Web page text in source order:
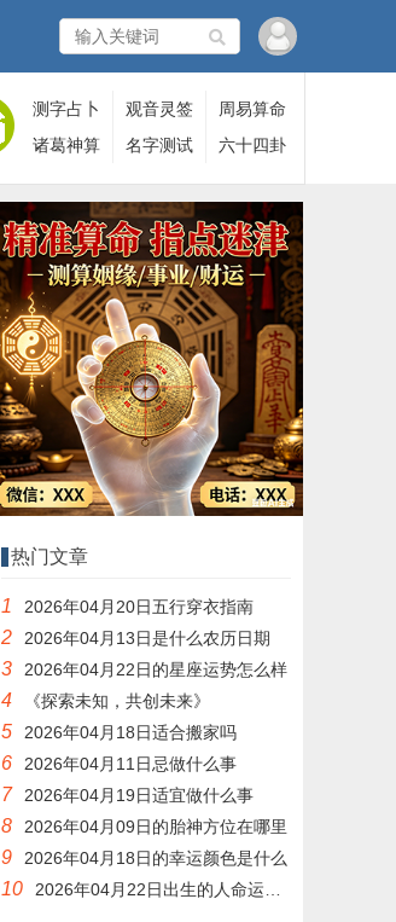
测字占卜 观音灵签
周易算命
诸葛神算
名字测试 六十四卦
热门文章
1 2026年04月20日五行穿衣指南
2 2026年04月13日是什么农历日期
3 2026年04月22日的星座运势怎么样
4 《探索未知，共创未来》
5 2026年04月18日适合搬家吗
6 2026年04月11日忌做什么事
7 2026年04月19日适宜做什么事
8 2026年04月09日的胎神方位在哪里
9 2026年04月18日的幸运颜色是什么
10 2026年04月22日出生的人命运如何